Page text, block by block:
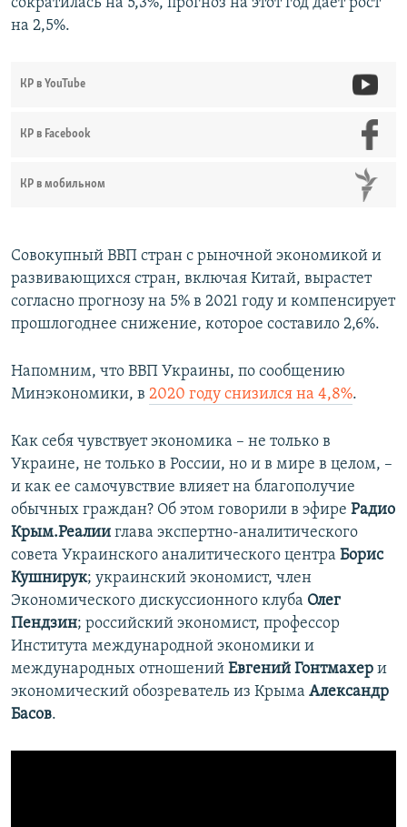
сократилась на 5,3%, прогноз на этот год дает рост
на 2,5%.
КР в YouTube
КР в Facebook
КР в мобильном
Совокупный ВВП стран с рыночной экономикой и
развивающихся стран, включая Китай, вырастет
согласно прогнозу на 5% в 2021 году и компенсирует
прошлогоднее снижение, которое составило 2,6%.
Напомним, что ВВП Украины, по сообщению
Минэкономики, в 2020 году снизился на 4,8%.
Как себя чувствует экономика – не только в
Украине, не только в России, но и в мире в целом, –
и как ее самочувствие влияет на благополучие
обычных граждан? Об этом говорили в эфире Радио
Крым.Реалии глава экспертно-аналитического
совета Украинского аналитического центра Борис
Кушнирук; украинский экономист, член
Экономического дискуссионного клуба Олег
Пендзин; российский экономист, профессор
Института международной экономики и
международных отношений Евгений Гонтмахер и
экономический обозреватель из Крыма Александр
Басов.